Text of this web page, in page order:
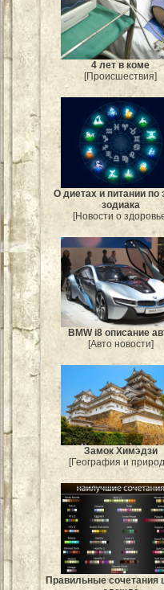
4 лет в коме
[Происшествия]
О диетах и питании по
зодиака
[Новости о
BMW i8 описание
[Авто новости]
Замок Химэдзи
[География и
Правильные сочетания